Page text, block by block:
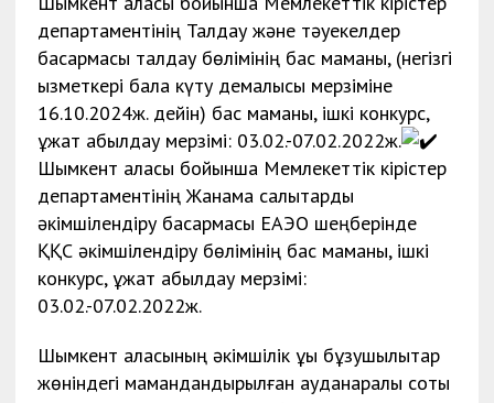
департаментінің Талдау және тәуекелдер
басқармасы талдау бөлімінің бас маманы, (негізгі
қызметкері бала күту демалысы мерзіміне
16.10.2024ж. дейін) бас маманы, ішкі конкурс,
құжат қабылдау мерзімі: 03.02.-07.02.2022ж.
Шымкент қаласы бойынша Мемлекеттік кірістер
департаментінің Жанама салықтарды
әкімшілендіру басқармасы ЕАЭО шеңберінде
ҚҚС әкімшілендіру бөлімінің бас маманы, ішкі
конкурс, құжат қабылдау мерзімі:
03.02.-07.02.2022ж.
Шымкент қаласының әкімшілік құқық бұзушылықтар
жөніндегі мамандандырылған ауданаралық соты